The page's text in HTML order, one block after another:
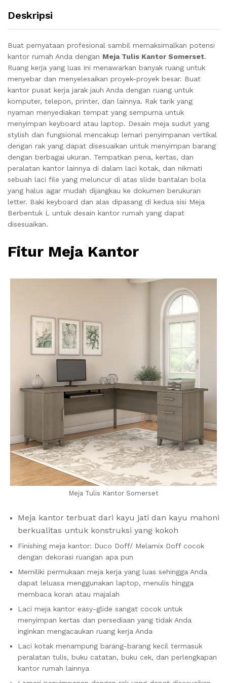
Deskripsi
Buat pernyataan profesional sambil memaksimalkan potensi
kantor rumah Anda dengan Meja Tulis Kantor Somerset.
Ruang kerja yang luas ini menawarkan banyak ruang untuk
menyebar dan menyelesaikan proyek-proyek besar. Buat
kantor pusat kerja jarak jauh Anda dengan ruang untuk
komputer, telepon, printer, dan lainnya. Rak tarik yang
nyaman menyediakan tempat yang sempurna untuk
menyimpan keyboard atau laptop. Desain meja sudut yang
stylish dan fungsional mencakup lemari penyimpanan vertikal
dengan rak yang dapat disesuaikan untuk menyimpan barang
dengan berbagai ukuran. Tempatkan pena, kertas, dan
peralatan kantor lainnya di dalam laci kotak, dan nikmati
sebuah laci file yang meluncur di atas slide bantalan bola
yang halus agar mudah dijangkau ke dokumen berukuran
letter. Baki keyboard dan alas dipasang di kedua sisi Meja
Berbentuk L untuk desain kantor rumah yang dapat
disesuaikan.
Fitur Meja Kantor
Meja Tulis Kantor Somerset
Meja kantor terbuat dari kayu jati dan kayu mahoni
berkualitas untuk konstruksi yang kokoh
Finishing meja kantor: Duco Doff/ Melamix Doff cocok
dengan dekorasi ruangan apa pun
Memiliki permukaan meja kerja yang luas sehingga Anda
dapat leluasa menggunakan laptop, menulis hingga
membaca koran atau majalah
Laci meja kantor easy-glide sangat cocok untuk
menyimpan kertas dan persediaan yang tidak Anda
inginkan mengacaukan ruang kerja Anda
Laci kotak menampung barang-barang kecil termasuk
peralatan tulis, buku catatan, buku cek, dan perlengkapan
kantor rumah lainnya